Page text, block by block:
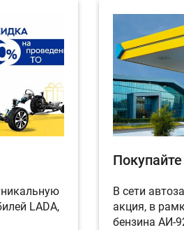
LADA,
В сети
акция, в
бензина АИ-